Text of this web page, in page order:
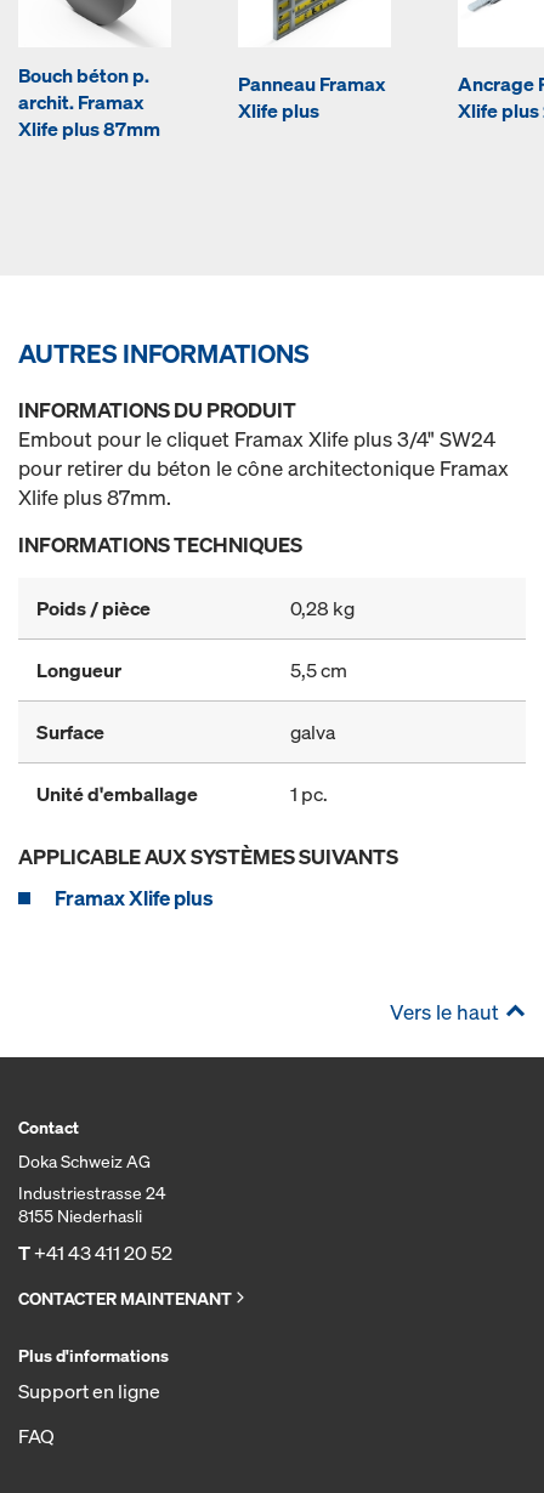
Bouch béton p.
archit. Framax
Xlife plus 87mm
Panneau Framax
Xlife plus
Ancrage
Xlife plus
AUTRES INFORMATIONS
INFORMATIONS DU PRODUIT
Embout pour le cliquet Framax Xlife plus 3/4" SW24
pour retirer du béton le cône architectonique Framax
Xlife plus 87mm.
INFORMATIONS TECHNIQUES
Poids / pièce 0,28 kg
Longueur 5,5 cm
Surface galva
Unité d'emballage 1 pc.
APPLICABLE AUX SYSTÈMES SUIVANTS
Framax Xlife plus
Vers le haut
Contact
Doka Schweiz AG
Industriestrasse 24
8155 Niederhasli
T+41 43 411 20 52
CONTACTER MAINTENANT
Plus d'informations
Support en ligne
FAQ